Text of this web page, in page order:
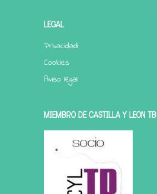
LEGAL
Privacidad
Cookies
Aviso legal
MIEMBRO DE CASTILLA Y LEÓN TB